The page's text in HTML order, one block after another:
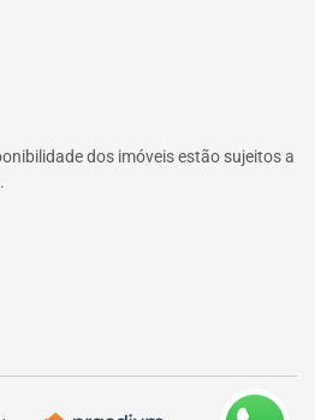
dos imóveis estão sujeitos a